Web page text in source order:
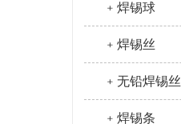
﹢焊锡球
﹢焊锡丝
﹢无铅焊锡丝
﹢焊锡条